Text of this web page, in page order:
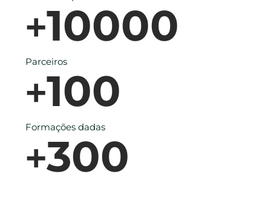
+10000
Parceiros
+100
Formações dadas
+300